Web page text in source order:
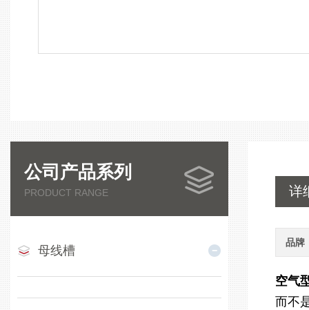
公司产品系列
PRODUCT RANGE
母线槽
详
品牌
空气
而不